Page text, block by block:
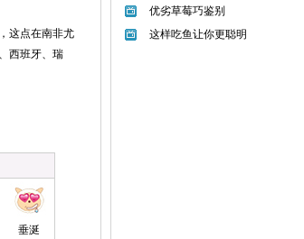
这点在南非尤
西班牙、瑞
垂涎
优劣草莓巧鉴别
这样吃鱼让你更聪明